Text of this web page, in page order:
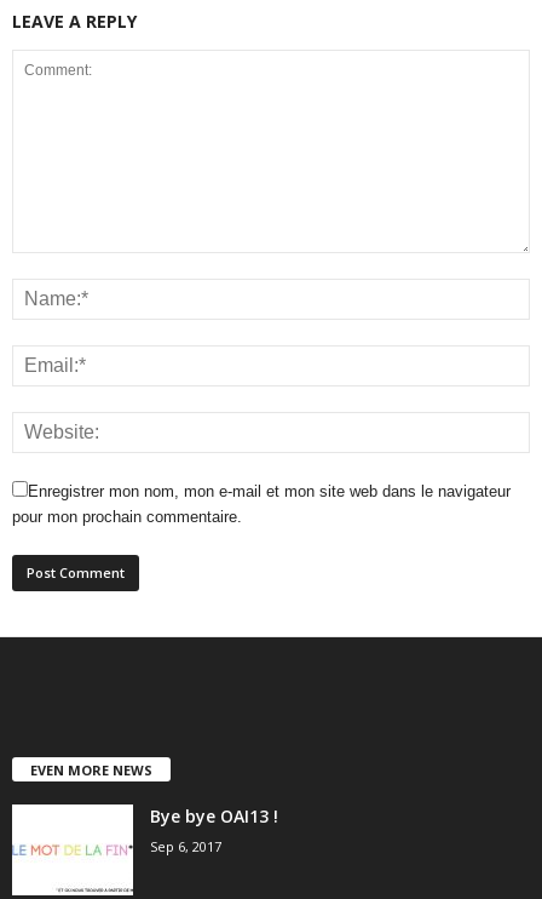
LEAVE A REPLY
Enregistrer mon nom, mon e-mail et mon site web dans le navigateur
pour mon prochain commentaire.
EVEN MORE NEWS
Bye bye OAI13 !
Sep 6, 2017